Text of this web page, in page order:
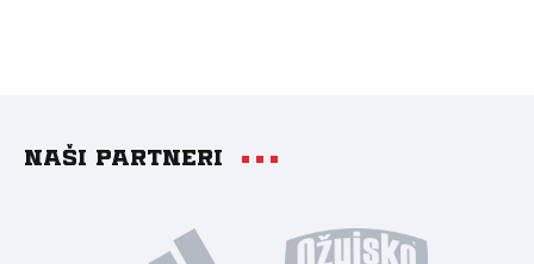
Naši partneri